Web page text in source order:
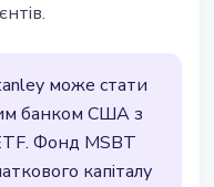
може стати
банком США з
Фонд MSBT
капіталу